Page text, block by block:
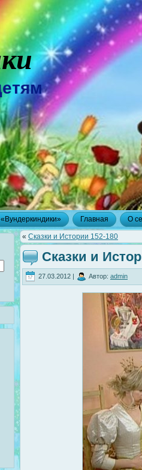
Главная О
« Сказки и Истории 152-180
Сказки и
27.03.2012 | Автор: admin